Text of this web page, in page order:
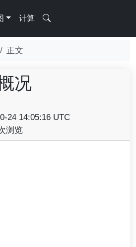
计算
正文
况
24 14:05:16 UTC
浏览